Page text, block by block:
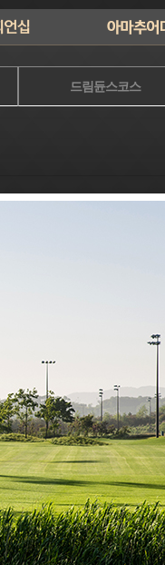
드림듄스코스